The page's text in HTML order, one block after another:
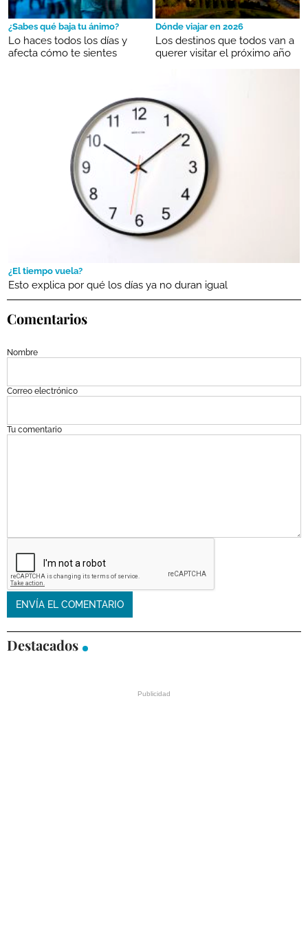
¿Sabes qué baja tu ánimo?
Lo haces todos los días y
afecta cómo te sientes
Dónde viajar en 2026
Los destinos que todos van a
querer visitar el próximo año
¿El tiempo vuela?
Esto explica por qué los días ya no duran igual
Comentarios
Nombre
Correo electrónico
Tu comentario
Destacados